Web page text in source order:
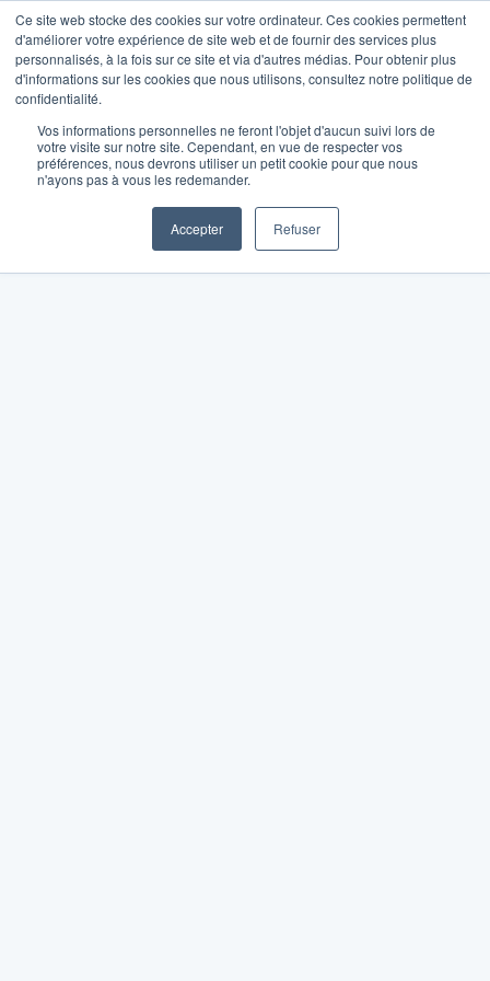
Ce site web stocke des cookies sur votre ordinateur. Ces cookies permettent
d'améliorer votre expérience de site web et de fournir des services plus
personnalisés, à la fois sur ce site et via d'autres médias. Pour obtenir plus
d'informations sur les cookies que nous utilisons, consultez notre politique de
confidentialité.
Vos informations personnelles ne feront l'objet d'aucun suivi lors de
votre visite sur notre site. Cependant, en vue de respecter vos
préférences, nous devrons utiliser un petit cookie pour que nous
n'ayons pas à vous les redemander.
Accepter Refuser